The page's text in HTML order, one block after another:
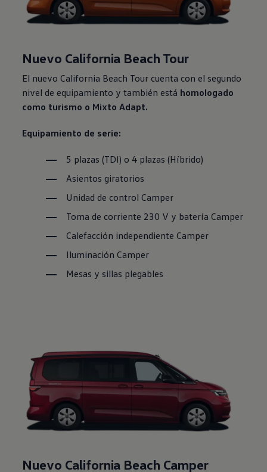
Nuevo California Beach Tour
El nuevo California Beach Tour cuenta con el segundo
nivel de equipamiento y también está homologado
como turismo o Mixto Adapt.
Equipamiento de serie:
5 plazas (TDI) o 4 plazas (Híbrido)
Asientos giratorios
Unidad de control Camper
Toma de corriente 230 V y batería Camper
Calefacción independiente Camper
Iluminación Camper
Mesas y sillas plegables
Nuevo California Beach Camper